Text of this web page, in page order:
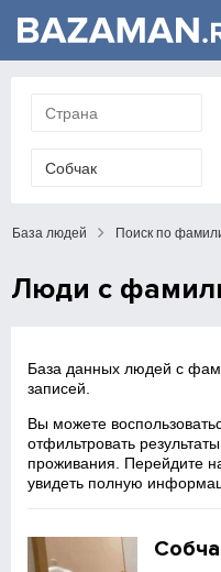
База людей Поиск по
Люди с
База данных людей с
записей.
Вы можете
отфильтровать
проживания. Перейдите
увидеть полную